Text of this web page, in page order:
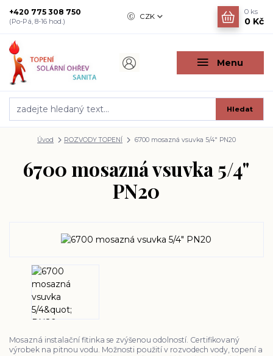
Menu
CZK
Hledat
+420 775 308 750
(Po-Pá, 8-16 hod.)
0 ks
0 Kč
Úvod ROZVODY TOPENÍ 6700 mosazná vsuvka 5/4" PN20
6700 mosazná vsuvka 5/4"
PN20
Mosazná instalační fitinka se zvýšenou odolností. Certifikovaný
výrobek na pitnou vodu. Možnosti použití v rozvodech vody, topení a